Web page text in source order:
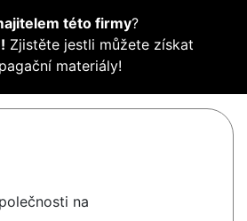
této firmy?
Zjistěte jestli můžete získat
materiály!
na